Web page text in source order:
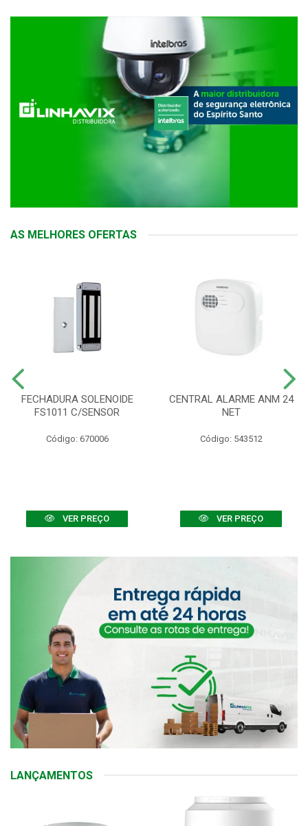
AS MELHORES OFERTAS
FECHADURA SOLENOIDE
FS1011 C/SENSOR
Código: 670006
VER PREÇO
CENTRAL ALARME ANM 24
NET
Código: 543512
VER PREÇO
LANÇAMENTOS